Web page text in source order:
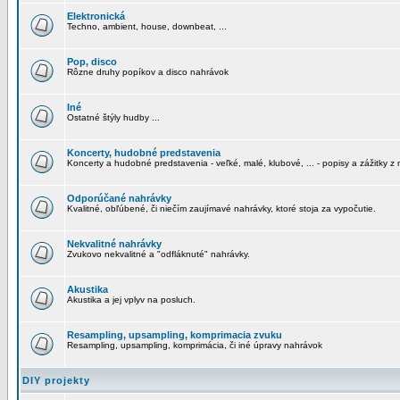
Elektronická
Techno, ambient, house, downbeat, ...
Pop, disco
Rôzne druhy popíkov a disco nahrávok
Iné
Ostatné štýly hudby ...
Koncerty, hudobné predstavenia
Koncerty a hudobné predstavenia - veľké, malé, klubové, ... - popisy a zážitky z
Odporúčané nahrávky
Kvalitné, obľúbené, či niečím zaujímavé nahrávky, ktoré stoja za vypočutie.
Nekvalitné nahrávky
Zvukovo nekvalitné a "odfláknuté" nahrávky.
Akustika
Akustika a jej vplyv na posluch.
Resampling, upsampling, komprimacia zvuku
Resampling, upsampling, komprimácia, či iné úpravy nahrávok
DIY projekty